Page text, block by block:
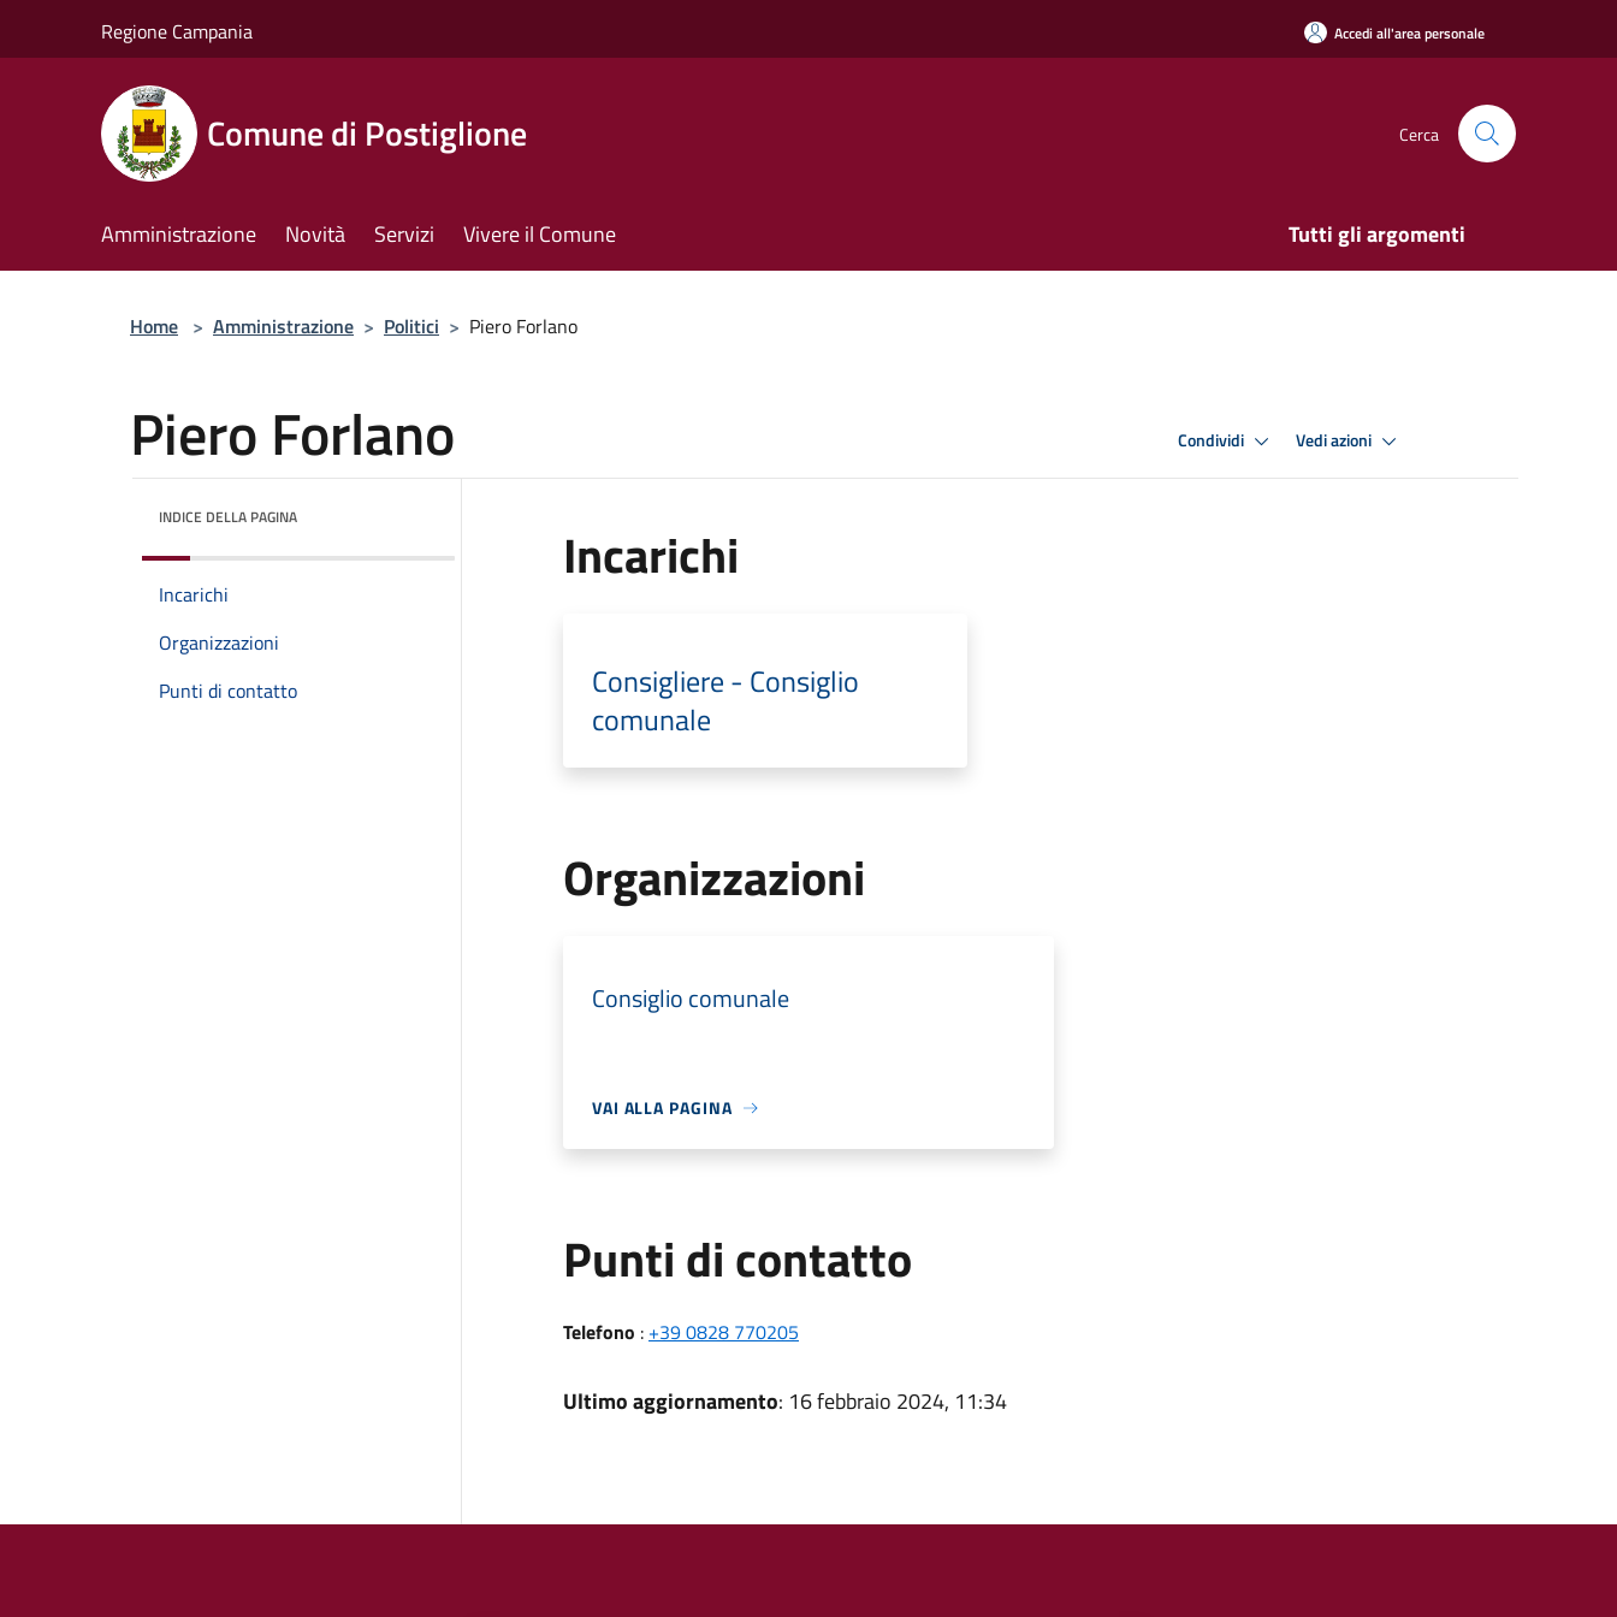
Regione Campania Accedi all'area personale
Comune di Postiglione Cerca
Amministrazione Novità Servizi Vivere il Comune Tutti gli argomenti
Home > Amministrazione > Politici > Piero Forlano
Piero Forlano Condividi Vedi azioni
INDICE DELLA PAGINA
Incarichi
Organizzazioni
Punti di contatto
Incarichi
Consigliere - Consiglio
comunale
Organizzazioni
Consiglio comunale
VAI ALLA PAGINA
Punti di contatto
Telefono : +39 0828 770205
Ultimo aggiornamento: 16 febbraio 2024, 11:34